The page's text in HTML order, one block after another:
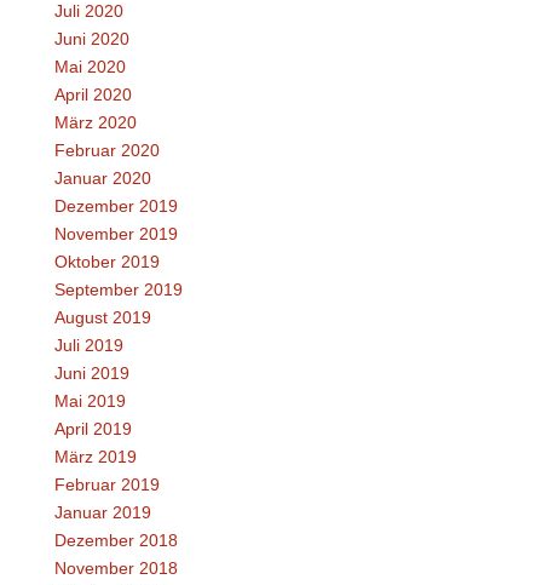
Juli 2020
Juni 2020
Mai 2020
April 2020
März 2020
Februar 2020
Januar 2020
Dezember 2019
November 2019
Oktober 2019
September 2019
August 2019
Juli 2019
Juni 2019
Mai 2019
April 2019
März 2019
Februar 2019
Januar 2019
Dezember 2018
November 2018